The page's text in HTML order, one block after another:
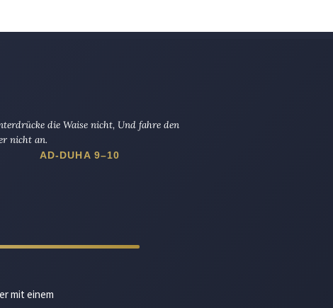
die Waise nicht, Und fahre den
nicht an.
AD-DUHA 9–10
mit einem